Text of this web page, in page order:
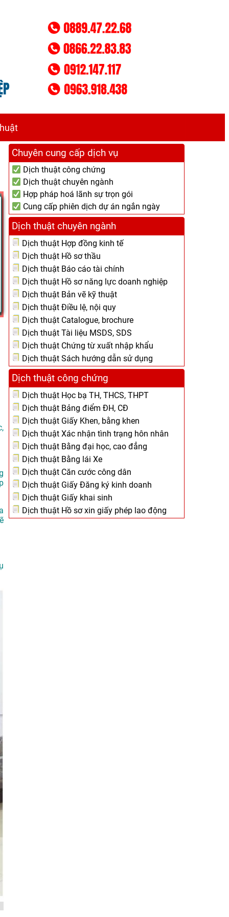
Chuyên cung cấp dịch vụ
Dịch thuật công chứng
Dịch thuật chuyên ngành
Hợp pháp hoá lãnh sự trọn gói
Cung cấp phiên dịch dự án ngắn ngày
Dịch thuật chuyên ngành
Dịch thuật Hợp đồng kinh tế
Dịch thuật Hồ sơ thầu
Dịch thuật Báo cáo tài chính
Dịch thuật Hồ sơ năng lực doanh nghiệp
Dịch thuật Bản vẽ kỹ thuật
Dịch thuật Điều lệ, nội quy
Dịch thuật Catalogue, brochure
Dịch thuật Tài liệu MSDS, SDS
Dịch thuật Chứng từ xuất nhập khẩu
Dịch thuật Sách hướng dẫn sử dụng
Dịch thuật công chứng
Dịch thuật Học bạ TH, THCS, THPT
Dịch thuật Bảng điểm ĐH, CĐ
Dịch thuật Giấy Khen, bằng khen
Dịch thuật Xác nhận tình trạng hôn nhân
Dịch thuật Bằng đại học, cao đẳng
Dịch thuật Bằng lái Xe
Dịch thuật Căn cước công dân
Dịch thuật Giấy Đăng ký kinh doanh
Dịch thuật Giấy khai sinh
Dịch thuật Hồ sơ xin giấy phép lao động